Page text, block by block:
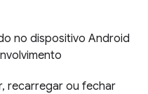
no dispositivo Android
recarregar ou fechar